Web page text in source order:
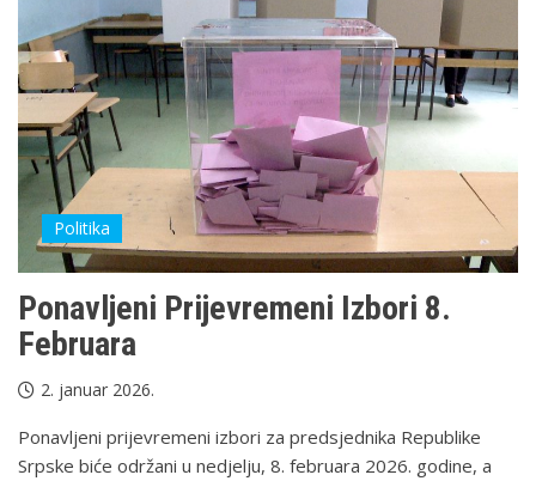
Politika
Ponavljeni Prijevremeni Izbori 8.
Februara
2. januar 2026.
Ponavljeni prijevremeni izbori za predsjednika Republike
Srpske biće održani u nedjelju, 8. februara 2026. godine, a